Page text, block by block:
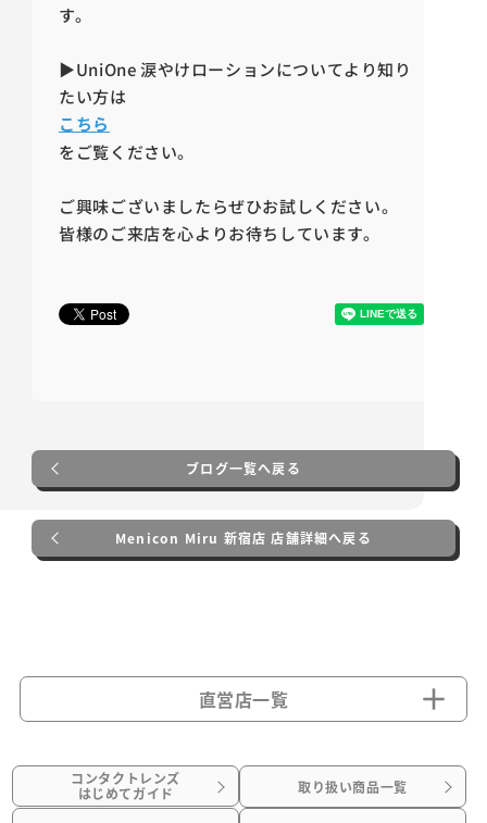
す。
▶UniOne 涙やけローションについてより知り
たい方は
こちら
をご覧ください。
ご興味ございましたらぜひお試しください。
皆様のご来店を心よりお待ちしています。
ブログ一覧へ戻る
Menicon Miru 新宿店 店舗詳細へ戻る
直営店一覧
コンタクトレンズ
はじめてガイド 取り扱い商品一覧